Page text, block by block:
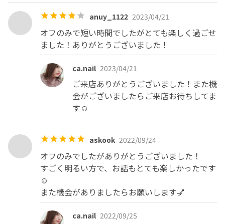
ナウイルス感染防止対策を心がけております。
◎施術ごとの手洗いうがいの徹底
◎施術ごとのテーブル・椅子・ドアノブや手に触れる箇所
◎施術ごとの器具のアルコール消毒
◎施術中の換気
◎加湿器の設置
❁お客様へのお願い❁
◎マスクの着用
◎施術前の手指消毒
◎ご予約前日・当日に体調の優れない方、咳の出る方、発
熱のある方はご予約日の変更をお願いしております。
なお、施術者も毎日検温しておりますが万一の場合休業と
させていただきます。
anuy_1122 2023/04/21
オフのみで短い時間でしたがとても楽しく過ごせ
ました！ありがとうございました！
ca.nail 2023/04/21
ご来店ありがとうございました！また機
会がございましたらご来店お待ちしてま
す☺️
askook 2022/09/24
オフのみでしたがありがとうございました！
すごく明るい方で、お話もとても楽しかったです
☺️
また機会がありましたらお願いします💅
ca.nail 2022/09/25